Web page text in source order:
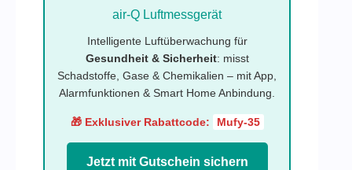
air-Q Luftmessgerät
Intelligente Luftüberwachung für
Gesundheit & Sicherheit: misst
Schadstoffe, Gase & Chemikalien – mit App,
Alarmfunktionen & Smart Home Anbindung.
🎁 Exklusiver Rabattcode: Mufy-35
Jetzt mit Gutschein sichern